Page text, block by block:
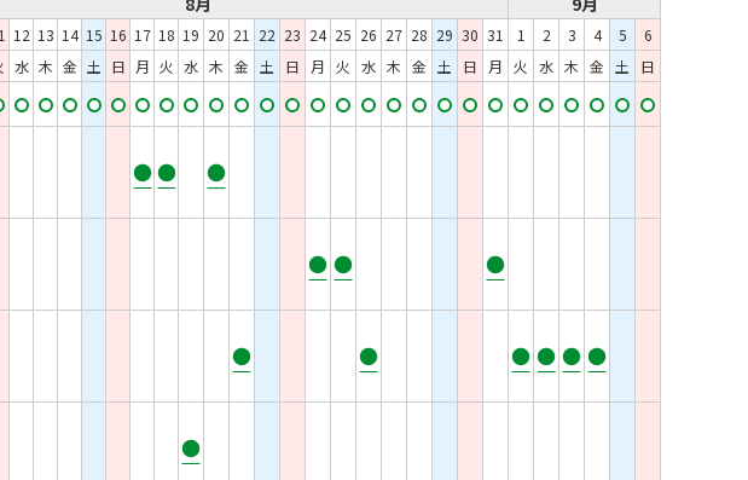
12 13 14 15 16 17 18 19 20 21 22 23 24 25 26 27 28 29 30 31 1 2 3 4 5
6
水 木 金 土 日 月 火 水 木 金 土 日 月 火 水 木 金 土 日 月 火 水 木 金 土
日
●● ●
● ● ●
● ● ● ● ● ●
●